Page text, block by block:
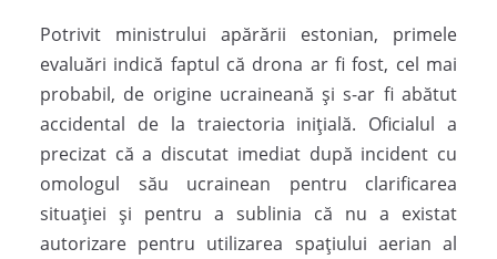
Potrivit ministrului apărării estonian, primele
evaluări indică faptul că drona ar fi fost, cel mai
probabil, de origine ucraineană și s-ar fi abătut
accidental de la traiectoria inițială. Oficialul a
precizat că a discutat imediat după incident cu
omologul său ucrainean pentru clarificarea
situației și pentru a sublinia că nu a existat
autorizare pentru utilizarea spațiului aerian al